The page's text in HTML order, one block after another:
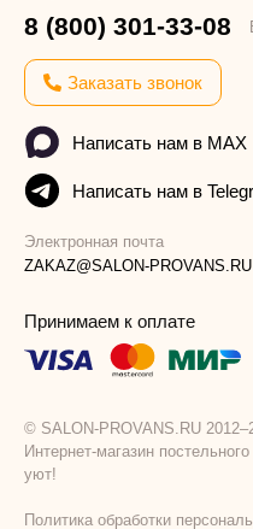
8 (800) 301-33-08
Заказать звонок
Написать нам в MAX
Написать нам в
Электронная почта
ZAKAZ@SALON-PROVANS.RU
Принимаем к оплате
© SALON-PROVANS.RU
Интернет-магазин
уют!
Политика обработки